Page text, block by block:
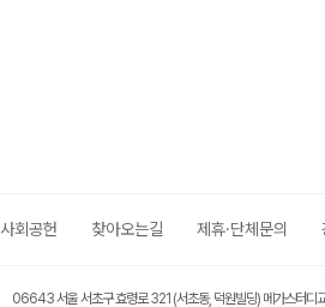
사회공헌 찾아오는길 제휴·단체문의
06643 서울 서초구 효령로 321 (서초동, 덕원빌딩) 메가스